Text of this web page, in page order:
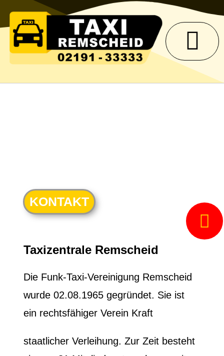
KONTAKT
Taxizentrale Remscheid
Die Funk-Taxi-Vereinigung Remscheid
wurde 02.08.1965 gegründet. Sie ist
ein rechtsfähiger Verein Kraft
staatlicher Verleihung. Zur Zeit besteht